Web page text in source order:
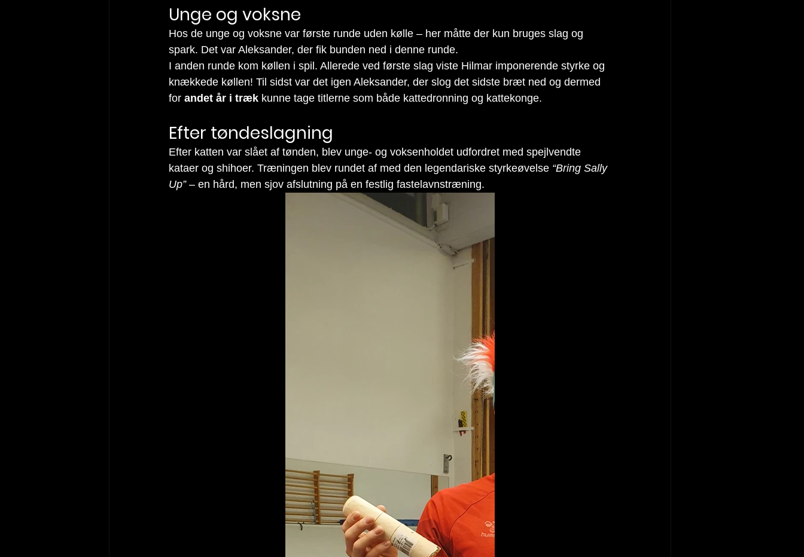
Unge og voksne
Hos de unge og voksne var første runde uden kølle – her måtte der kun bruges slag og
spark. Det var Aleksander, der fik bunden ned i denne runde.
I anden runde kom køllen i spil. Allerede ved første slag viste Hilmar imponerende styrke og
knækkede køllen! Til sidst var det igen Aleksander, der slog det sidste bræt ned og dermed
for andet år i træk kunne tage titlerne som både kattedronning og kattekonge.
Efter tøndeslagning
Efter katten var slået af tønden, blev unge- og voksenholdet udfordret med spejlvendte
kataer og shihoer. Træningen blev rundet af med den legendariske styrkeøvelse “Bring Sally
Up” – en hård, men sjov afslutning på en festlig fastelavnstræning.